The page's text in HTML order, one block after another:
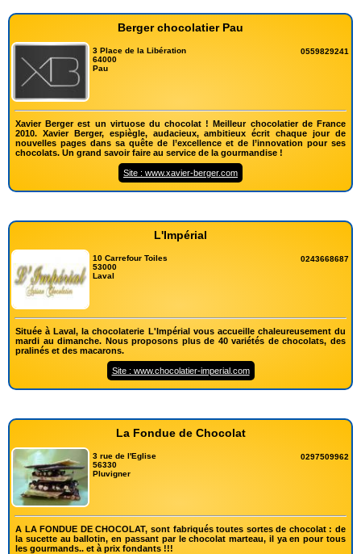
Berger chocolatier Pau
3 Place de la Libération
64000
Pau
0559829241
Xavier Berger est un virtuose du chocolat ! Meilleur chocolatier de France
2010. Xavier Berger, espiègle, audacieux, ambitieux écrit chaque jour de
nouvelles pages dans sa quête de l’excellence et de l’innovation pour ses
chocolats. Un grand savoir faire au service de la gourmandise !
Site : www.xavier-berger.com
L'Impérial
10 Carrefour Toiles
53000
Laval
0243668687
Située à Laval, la chocolaterie L'Impérial vous accueille chaleureusement du
mardi au dimanche. Nous proposons plus de 40 variétés de chocolats, des
pralinés et des macarons.
Site : www.chocolatier-imperial.com
La Fondue de Chocolat
3 rue de l'Eglise
56330
Pluvigner
0297509962
A LA FONDUE DE CHOCOLAT, sont fabriqués toutes sortes de chocolat : de
la sucette au ballotin, en passant par le chocolat marteau, il ya en pour tous
les gourmands.. et à prix fondants !!!